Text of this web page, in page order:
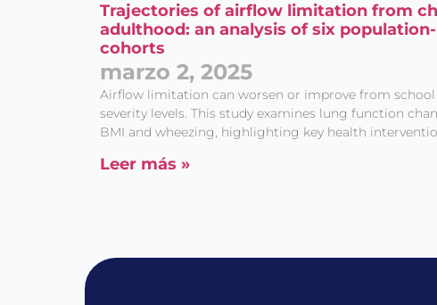
Trajectories of airflow limitation from
adulthood: an analysis of six
cohorts
marzo 2, 2025
Airflow limitation can worsen or improve from
severity levels. This study examines lung function
BMI and wheezing, highlighting key health
Leer más »